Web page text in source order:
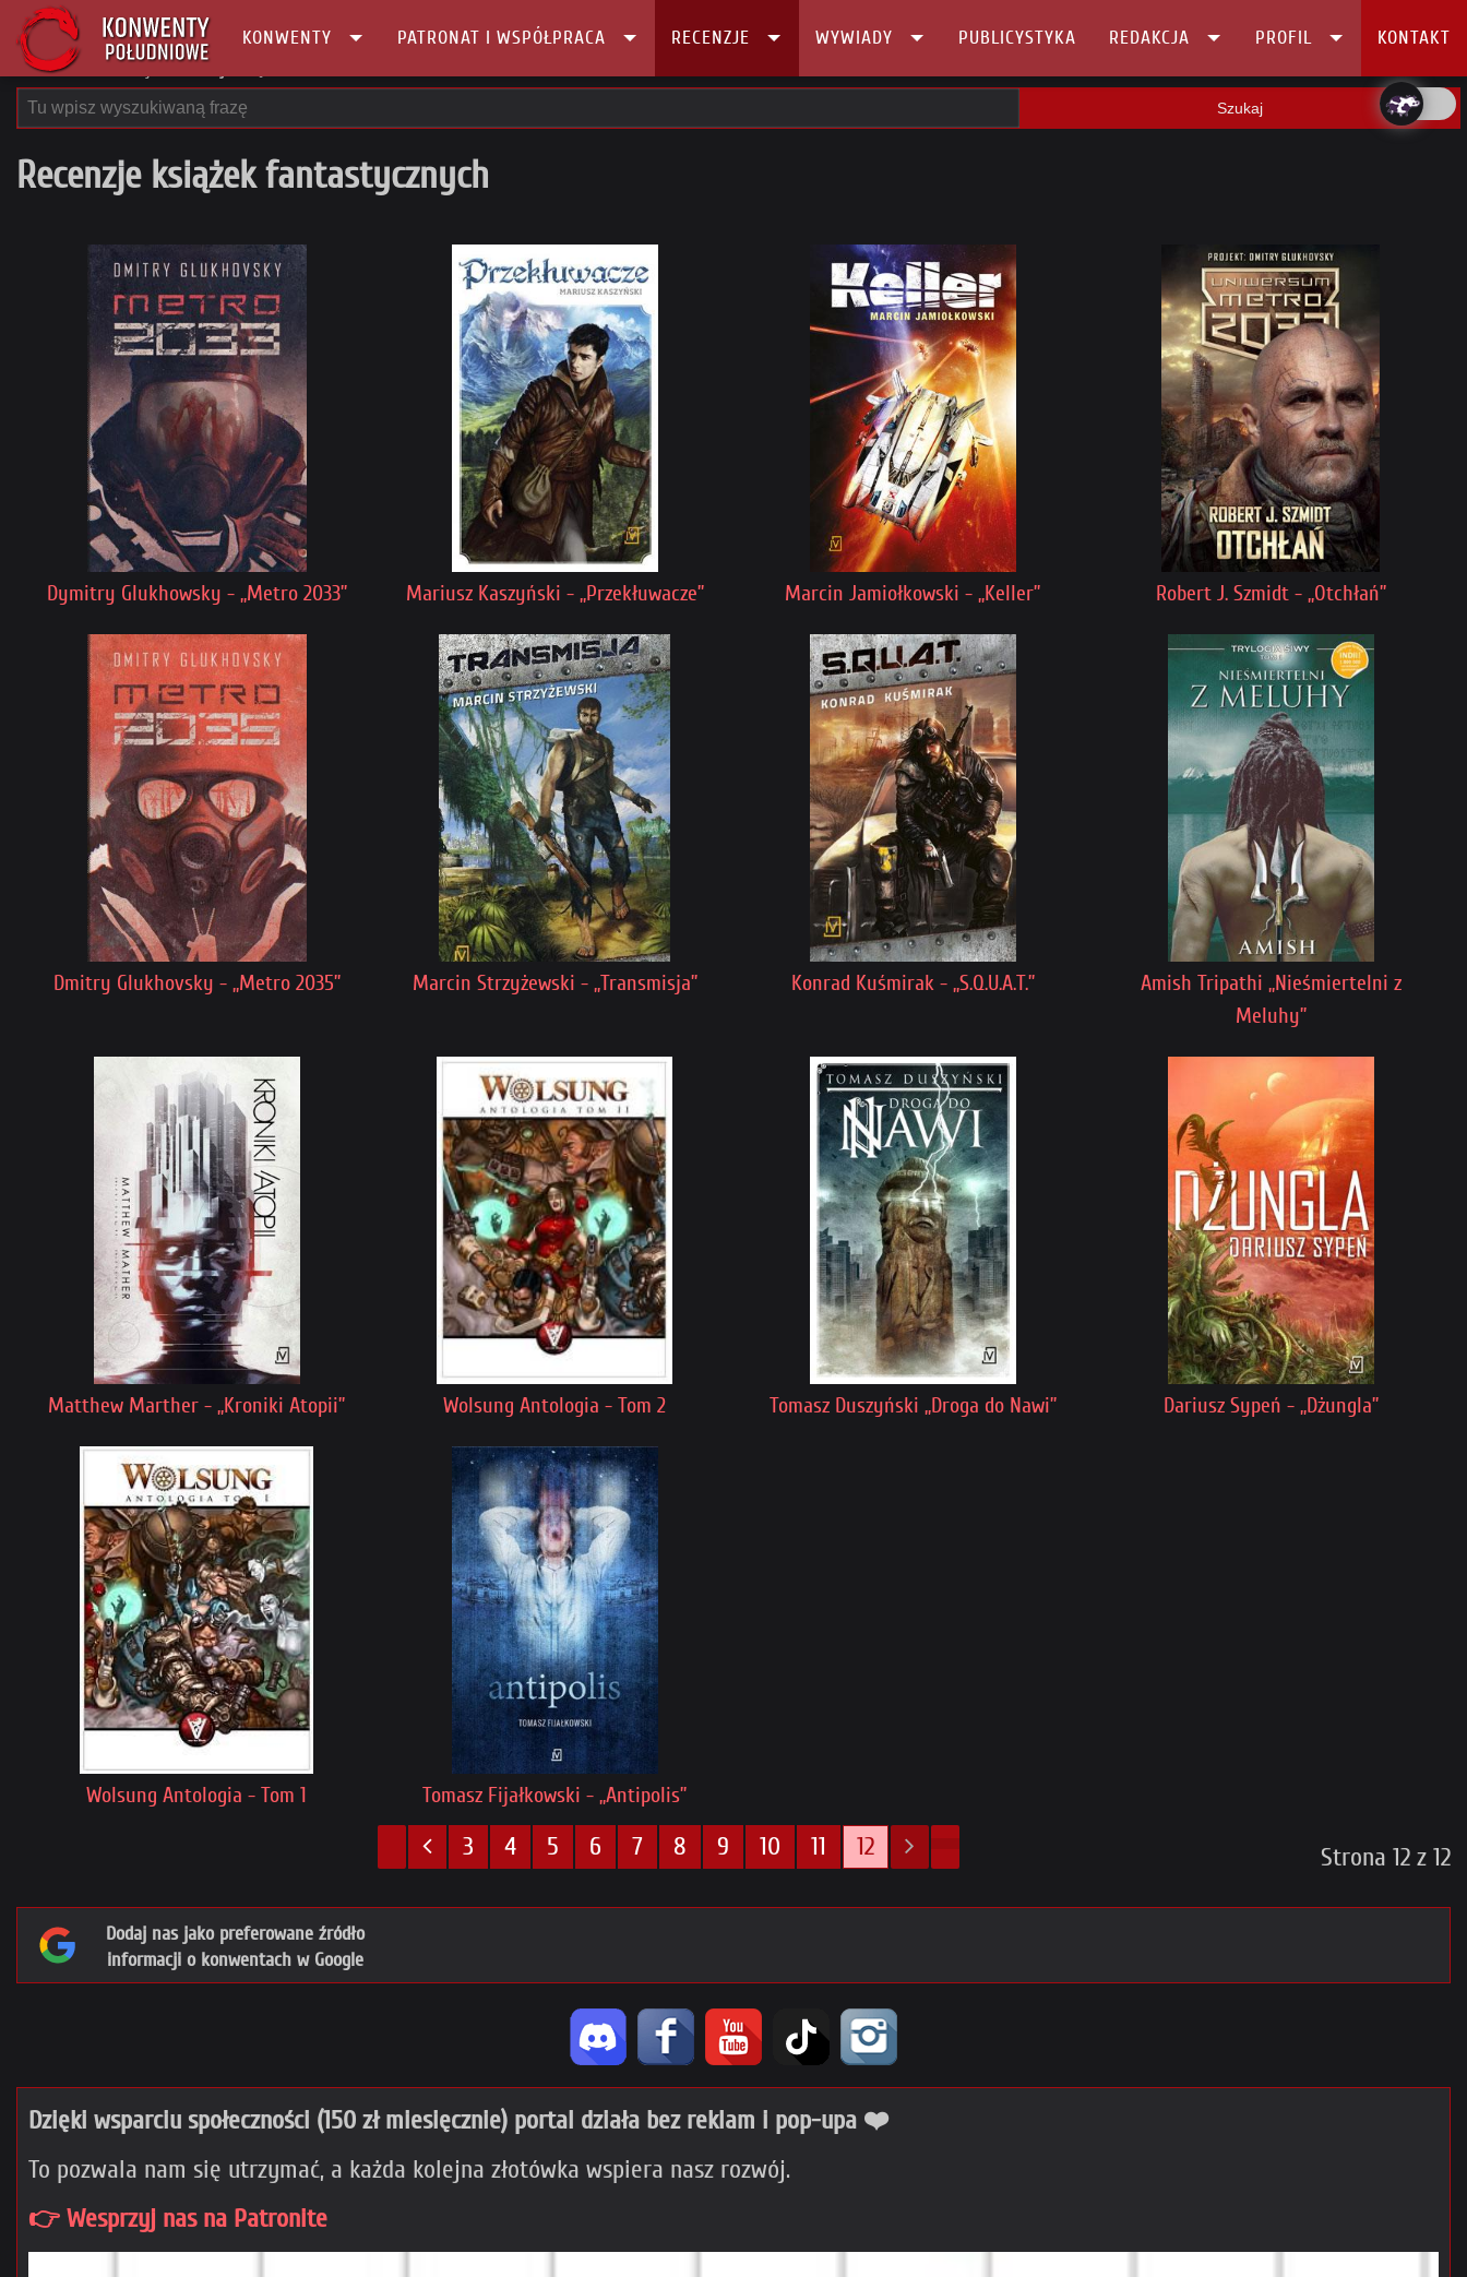
KONWENTY PATRONAT I WSPÓŁPRACA RECENZJE WYWIADY PUBLICYSTYKA REDAKCJA PROFIL KONTAKT
Główna
Szukaj
Recenzje książek fantastycznych
Dymitry Glukhowsky - „Metro 2033” Mariusz Kaszyński - „Przekłuwacze” Marcin Jamiołkowski - „Keller” Robert J. Szmidt - „Otchłań”
Dmitry Glukhovsky - „Metro 2035” Marcin Strzyżewski - „Transmisja” Konrad Kuśmirak - „S.Q.U.A.T.”
Amish Tripathi „Nieśmiertelni z
Meluhy”
Matthew Marther - „Kroniki Atopii” Wolsung Antologia - Tom 2 Tomasz Duszyński „Droga do Nawi” Dariusz Sypeń - „Dżungla”
Wolsung Antologia - Tom 1 Tomasz Fijałkowski - „Antipolis”
Strona 12 z 12
3 4 5 6 7 8 9 10 11 12
Dodaj nas jako preferowane źródło
informacji o konwentach w Google
Dzięki wsparciu społeczności (150 zł miesięcznie) portal działa bez reklam i pop-upa ❤️
To pozwala nam się utrzymać, a każda kolejna złotówka wspiera nasz rozwój.
👉 Wesprzyj nas na Patronite